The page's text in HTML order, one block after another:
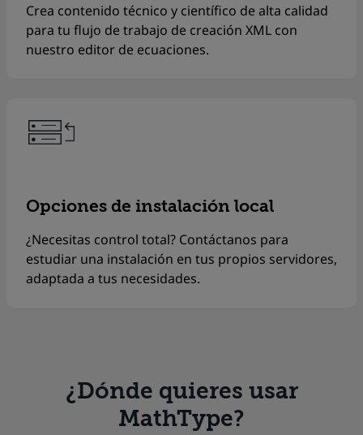
Crea contenido técnico y científico de alta calidad
para tu flujo de trabajo de creación XML con
nuestro editor de ecuaciones.
Opciones de instalación local
¿Necesitas control total? Contáctanos para
estudiar una instalación en tus propios servidores,
adaptada a tus necesidades.
¿Dónde quieres usar
MathType?